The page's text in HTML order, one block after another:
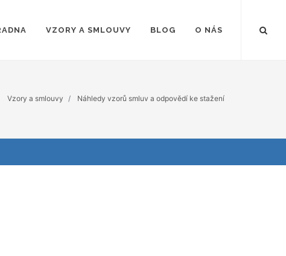
VZORY A SMLOUVY BLOG O NÁS
Vzory a smlouvy Náhledy vzorů smluv a odpovědí ke stažení